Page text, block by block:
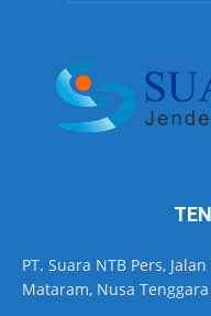
PT. Suara NTB Pers,
Mataram, Nusa